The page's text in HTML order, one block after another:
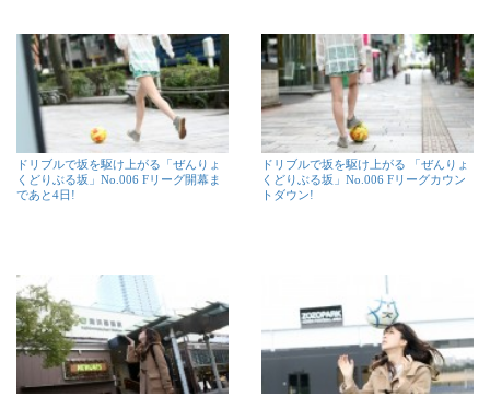
ドリブルで坂を駆け上がる「ぜんりょ
くどりぶる坂」No.006 Fリーグ開幕ま
であと4日!
ドリブルで坂を駆け上がる 「ぜんりょ
くどりぶる坂」No.006 Fリーグカウン
トダウン!